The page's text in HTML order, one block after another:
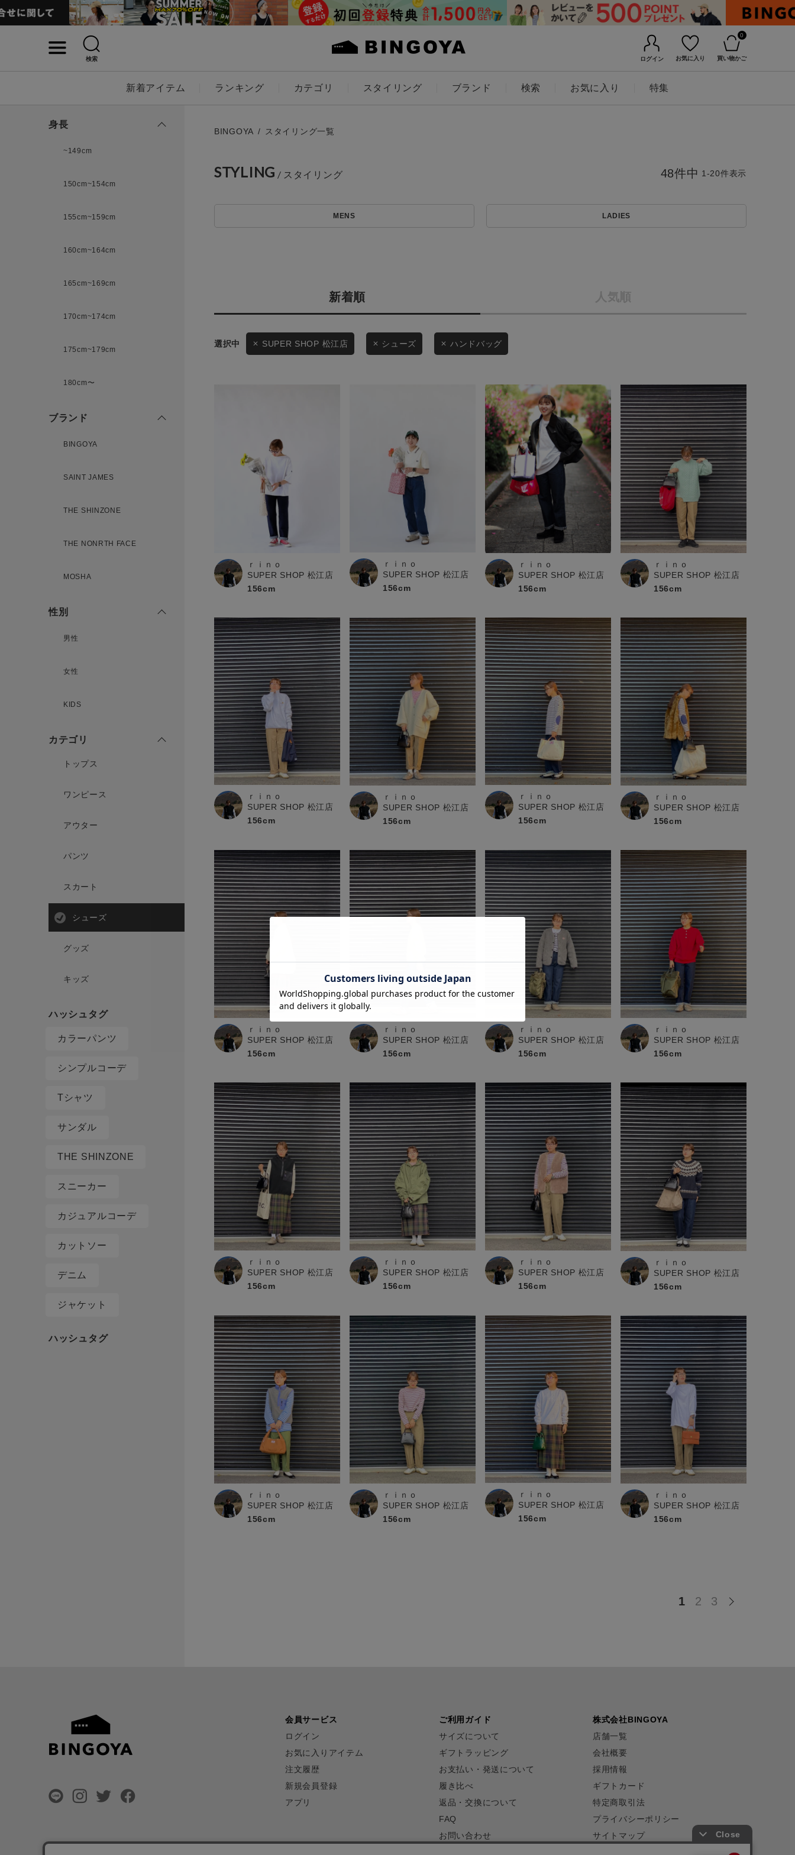
検索 ログイン お気に入り
0
買い物かご
新着アイテム ランキング カテゴリ スタイリング ブランド 検索 お気に入り 特集
条件絞り込み検索
カテゴリから探す
スタイリングから探す
ブランドから探す
店舗一覧
会社概要
お知らせ・ご利用ガイド
お知らせ
ご利用ガイド
ギフトラッピング
お問い合わせ
BINGOYA
無料公式アプリダウンロード
キーワード
LADIES KIDS
価格
セール価格
在庫あり 在庫なし含む
この条件で絞り込む
身長
~149cm
150cm~154cm
155cm~159cm
160cm~164cm
165cm~169cm
170cm~174cm
175cm~179cm
180cm〜
ブランド
BINGOYA
SAINT JAMES
THE SHINZONE
THE NONRTH FACE
MOSHA
性別
男性
女性
KIDS
カテゴリ
トップス
ワンピース
アウター
パンツ
スカート
シューズ
グッズ
キッズ
カラーパンツ
シンプルコーデ
Tシャツ
サンダル
THE SHINZONE
スニーカー
カジュアルコーデ
カットソー
デニム
ジャケット
BINGOYA スタイリング一覧
STYLING
MENS LADIES
新着順 人気順
48件中 1-20件表示
SUPER SHOP 松江店 シューズ ハンドバッグ
ｒｉｎｏ
SUPER SHOP 松江店
156cm
ｒｉｎｏ
SUPER SHOP 松江店
156cm
ｒｉｎｏ
SUPER SHOP 松江店
156cm
ｒｉｎｏ
SUPER SHOP 松江店
156cm
ｒｉｎｏ
SUPER SHOP 松江店
156cm
ｒｉｎｏ
SUPER SHOP 松江店
156cm
ｒｉｎｏ
SUPER SHOP 松江店
156cm
ｒｉｎｏ
SUPER SHOP 松江店
156cm
ｒｉｎｏ
SUPER SHOP 松江店
156cm
ｒｉｎｏ
SUPER SHOP 松江店
156cm
ｒｉｎｏ
SUPER SHOP 松江店
156cm
ｒｉｎｏ
SUPER SHOP 松江店
156cm
ｒｉｎｏ
SUPER SHOP 松江店
156cm
ｒｉｎｏ
SUPER SHOP 松江店
156cm
ｒｉｎｏ
SUPER SHOP 松江店
156cm
ｒｉｎｏ
SUPER SHOP 松江店
156cm
ｒｉｎｏ
SUPER SHOP 松江店
156cm
ｒｉｎｏ
SUPER SHOP 松江店
156cm
ｒｉｎｏ
SUPER SHOP 松江店
156cm
ｒｉｎｏ
SUPER SHOP 松江店
156cm
1 2 3
会員サービス
ログイン
お気に入りアイテム
注文履歴
新規会員登録
アプリ
ご利用ガイド
サイズについて
ギフトラッピング
お支払い・発送について
履き比べ
返品・交換について
FAQ
お問い合わせ
株式会社BINGOYA
店舗一覧
会社概要
採用情報
ギフトカード
特定商取引法
プライバシーポリシー
サイトマップ